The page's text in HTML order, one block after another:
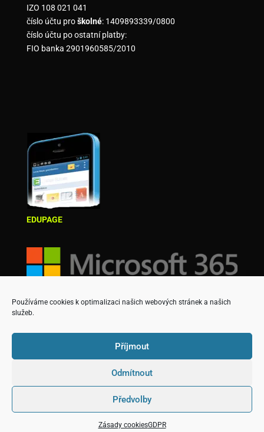
Používáme cookies k optimalizaci našich webových stránek a našich
služeb.
Příjmout
Odmítnout
Předvolby
Zásady cookiesGDPR
IZO 108 021 041
číslo účtu proškolné: 1409893339/0800
číslo účtu po ostatní platby:
FIO banka 2901960585/2010
EDUPAGE
Copyright © Střední škola podnikatelská a Vyšší
odborná škola, s.r.o.
Designed & created by David Martinek
(martinekd@spos.cz)